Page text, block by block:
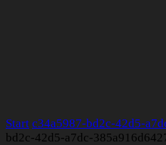
Start c34a5987-bd2c-42d5-
bd2c-42d5-a7dc-